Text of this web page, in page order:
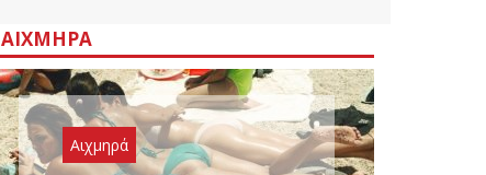
ΑΙΧΜΗΡΆ
Αιχμηρά